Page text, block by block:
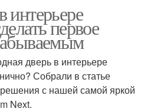
интерьере
первое
дверь в интерьере
Собрали в статье
с нашей самой яркой
Next.